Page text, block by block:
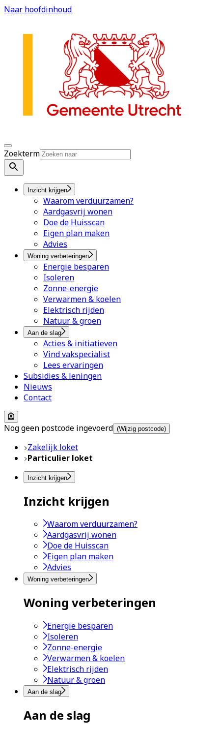
Naar hoofdinhoud
Zoekterm
Inzicht krijgen
Waarom verduurzamen?
Aardgasvrij wonen
Doe de Huisscan
Eigen plan maken
Advies
Woning verbeteringen
Energie besparen
Isoleren
Zonne-energie
Verwarmen & koelen
Elektrisch rijden
Natuur & groen
Aan de slag
Acties & initiatieven
Vind vakspecialist
Lees ervaringen
Subsidies & leningen
Nieuws
Contact
Nog geen postcode ingevoerd (Wijzig postcode)
Zakelijk loket
Particulier loket
Inzicht krijgen
Inzicht krijgen
Waarom verduurzamen?
Aardgasvrij wonen
Doe de Huisscan
Eigen plan maken
Advies
Woning verbeteringen
Woning verbeteringen
Energie besparen
Isoleren
Zonne-energie
Verwarmen & koelen
Elektrisch rijden
Natuur & groen
Aan de slag
Aan de slag